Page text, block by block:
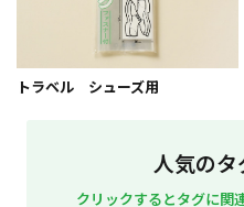
トラベル シューズ用
人気の
クリックするとタグに関